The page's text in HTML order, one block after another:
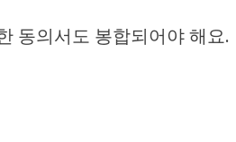
동의서도 봉합되어야 해요.